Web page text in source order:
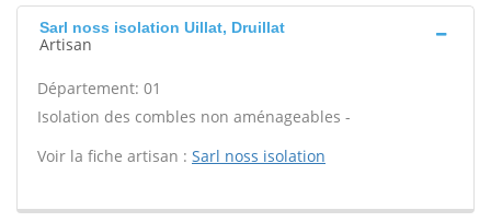
Sarl noss isolation Uillat, Druillat
Artisan
Département: 01
Isolation des combles non aménageables -
Voir la fiche artisan : Sarl noss isolation